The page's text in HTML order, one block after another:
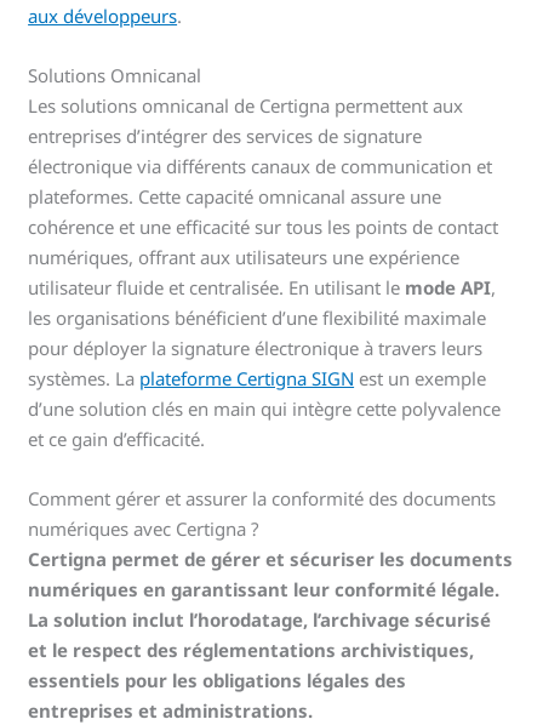
aux développeurs.
Solutions Omnicanal
Les solutions omnicanal de Certigna permettent aux
entreprises d’intégrer des services de signature
électronique via différents canaux de communication et
plateformes. Cette capacité omnicanal assure une
cohérence et une efficacité sur tous les points de contact
numériques, offrant aux utilisateurs une expérience
utilisateur fluide et centralisée. En utilisant le mode API,
les organisations bénéficient d’une flexibilité maximale
pour déployer la signature électronique à travers leurs
systèmes. La plateforme Certigna SIGN est un exemple
d’une solution clés en main qui intègre cette polyvalence
et ce gain d’efficacité.
Comment gérer et assurer la conformité des documents
numériques avec Certigna ?
Certigna permet de gérer et sécuriser les documents
numériques en garantissant leur conformité légale.
La solution inclut l’horodatage, l’archivage sécurisé
et le respect des réglementations archivistiques,
essentiels pour les obligations légales des
entreprises et administrations.